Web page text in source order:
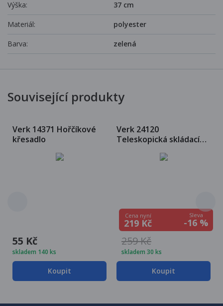
Výška: 37 cm
Materiál: polyester
Barva: zelená
Související produkty
Verk 14371 Hořčíkové
křesadlo
55 Kč
skladem 140 ks
Koupit
Verk 24120
Teleskopická skládací
Cena nyní
219 Kč
Sleva
-16 %
259 Kč
skladem 30 ks
Koupit